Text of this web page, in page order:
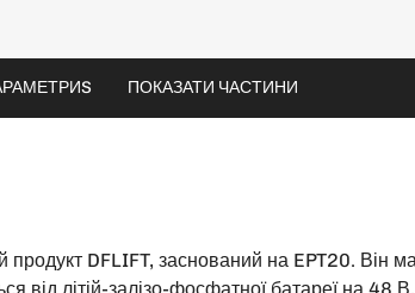
ПОКАЗАТИ ЧАСТИНИ
продукт DFLIFT, заснований на EPT20. Він